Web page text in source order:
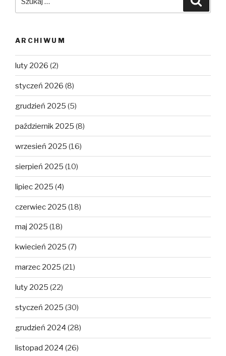
ARCHIWUM
luty 2026 (2)
styczeń 2026 (8)
grudzień 2025 (5)
październik 2025 (8)
wrzesień 2025 (16)
sierpień 2025 (10)
lipiec 2025 (4)
czerwiec 2025 (18)
maj 2025 (18)
kwiecień 2025 (7)
marzec 2025 (21)
luty 2025 (22)
styczeń 2025 (30)
grudzień 2024 (28)
listopad 2024 (26)